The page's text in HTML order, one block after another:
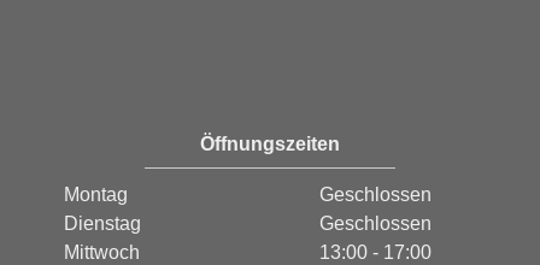
Öffnungszeiten
Montag
Geschlossen
Dienstag
Geschlossen
Mittwoch
13:00 - 17:00